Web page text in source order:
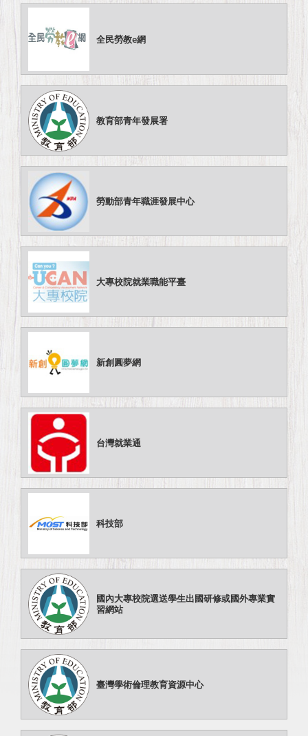
全民勞教e網
教育部青年發展署
勞動部青年職涯發展中心
大專校院就業職能平臺
新創圓夢網
台灣就業通
科技部
國內大專校院選送學生出國研修或國外專業實
習網站
臺灣學術倫理教育資源中心